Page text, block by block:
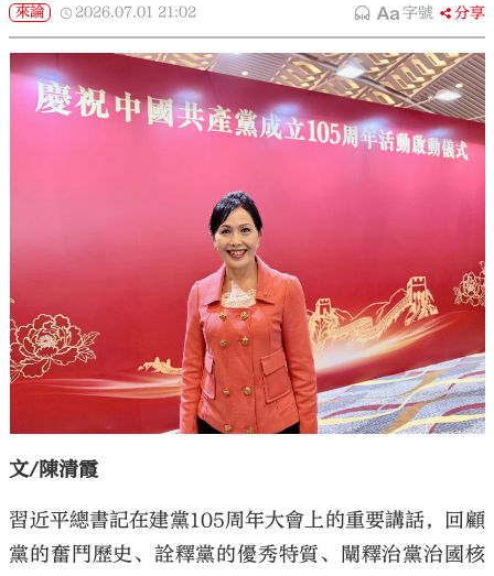
大公文匯
來論 2026.07.01 21:02 字號 分享
文/陳清霞
習近平總書記在建黨105周年大會上的重要講話，回顧
黨的奮鬥歷史、詮釋黨的優秀特質、闡釋治黨治國核